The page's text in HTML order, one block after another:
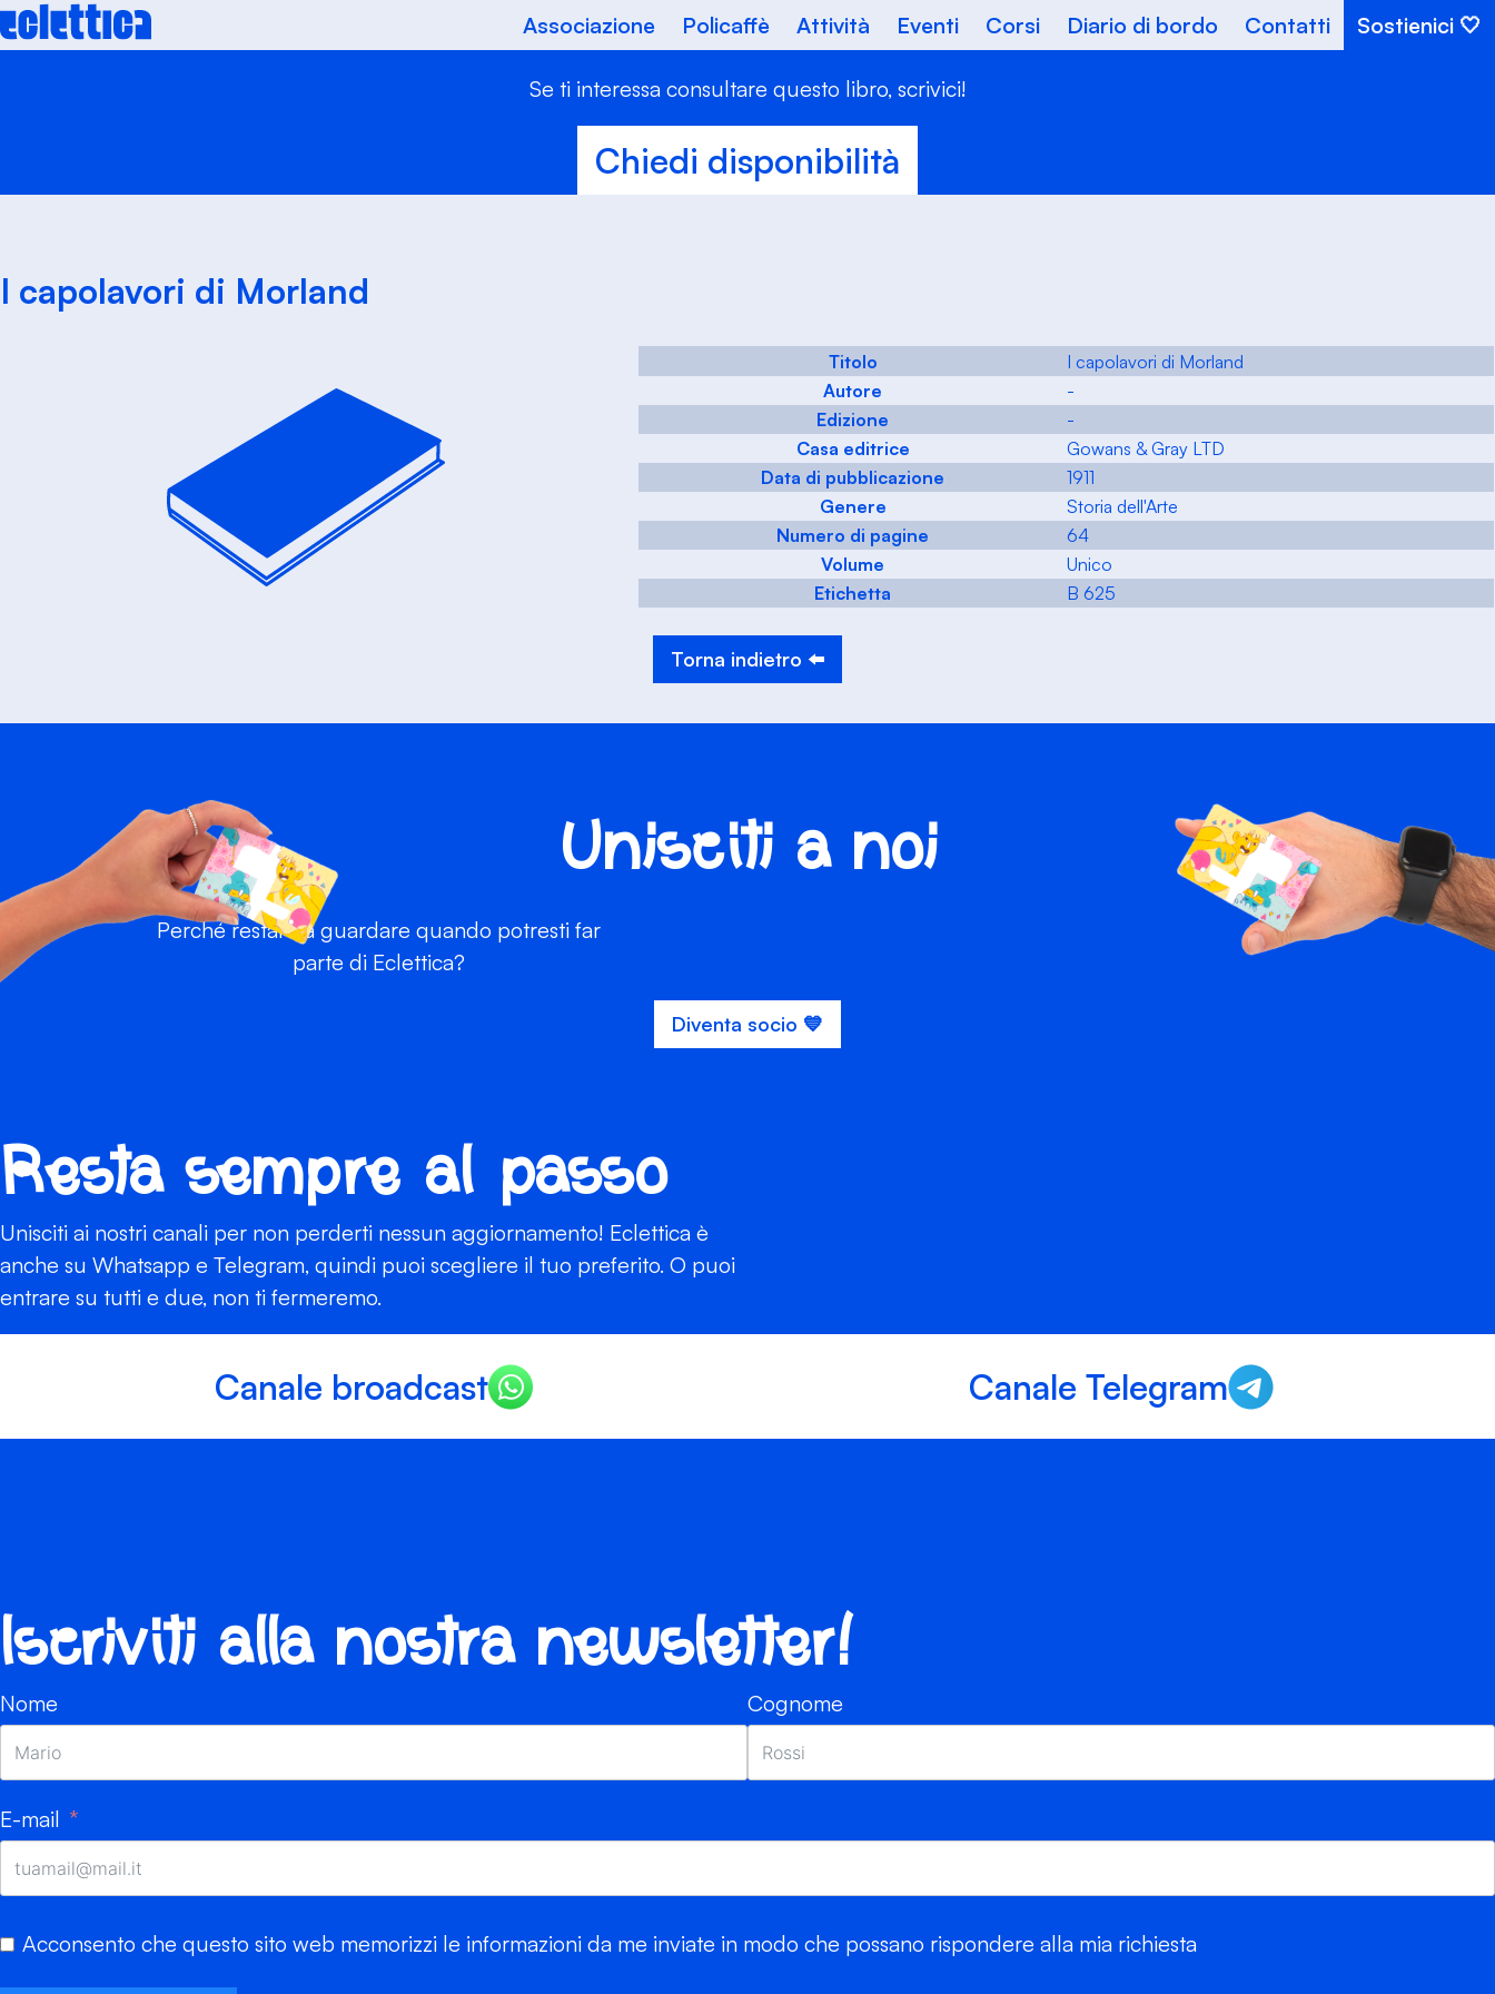
Skip
to
Associazione Policaffè Attività Eventi Corsi Diario di bordo Contatti Sostienici
Se ti interessa consultare questo libro, scrivici!
Chiedi disponibilità
I capolavori di Morland
Titolo
I capolavori di Morland
Autore
-
Edizione
-
Casa editrice
Gowans & Gray LTD
Data di pubblicazione
1911
Genere
Storia dell'Arte
Numero di pagine
64
Volume
Unico
Etichetta
B 625
Torna indietro ⬅️
Unisciti a noi
Perché restare a guardare quando potresti far
parte di Eclettica?
Diventa socio 💙
Resta sempre al passo
Unisciti ai nostri canali per non perderti nessun aggiornamento! Eclettica è
anche su Whatsapp e Telegram, quindi puoi scegliere il tuo preferito. O puoi
entrare su tutti e due, non ti fermeremo.
Canale broadcast Canale Telegram
Iscriviti alla nostra newsletter!
Nome Cognome
E-mail
Acconsento che questo sito web memorizzi le informazioni da me inviate in modo che possano rispondere alla mia richiesta